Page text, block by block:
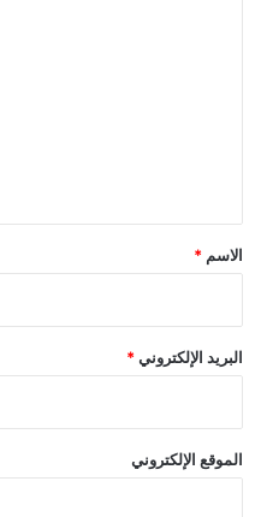
*
الاسم *
البريد الإلكتروني *
الموقع الإلكتروني